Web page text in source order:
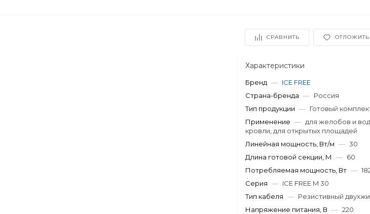
СРАВНИТЬ ОТЛОЖИТЬ
Характеристики
Бренд — ICE FREE
Страна-бренда — Россия
Тип продукции — Готовый
Применение — для желобов и
кровли, для открытых площадей
Линейная мощность, Вт/м — 30
Длина готовой секции, М
— 60
Потребляемая мощность, Вт —
Серия — ICE FREE M 30
Тип кабеля — Резистивный
Напряжение питания, В — 220